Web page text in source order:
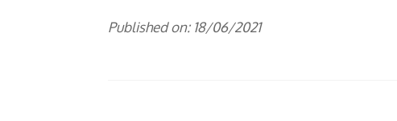
Published on: 18/06/2021